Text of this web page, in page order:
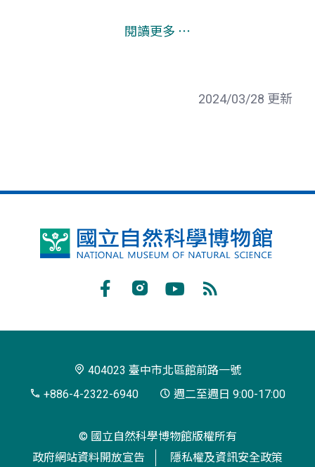
閱讀更多 ⋯
2024/03/28 更新
國
博
閱
404023 臺中市北區館前路一號
+886-4-2322-6940
週二至週日 9:00-17:00
© 國立自然科學博物館版權所有
政府網站資料開放宣告
隱私權及資訊安全政策